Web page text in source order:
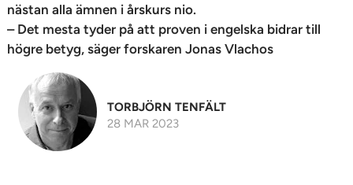
n­ästan alla ämnen i årskurs nio.
– Det mesta tyder på att proven i engelska bidrar till
högre betyg, säger forskaren Jonas Vlachos
TORBJÖRN TENFÄLT
28 MAR 2023